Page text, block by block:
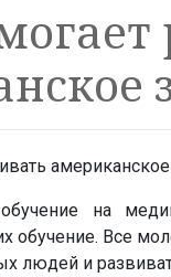
на
обучение. Все
людей и